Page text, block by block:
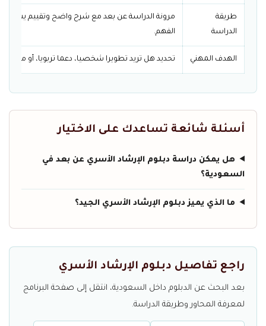
طريقة
الدراسة
مرونة الدراسة عن بعد مع شرح واضح وتقييم
الفهم.
الهدف المهني تحديد هل تريد تطويرا شخصيا، دعما تربويا، أو
أسئلة شائعة تساعدك على الاختيار
هل يمكن دراسة دبلوم الإرشاد الأسري عن بعد في
السعودية؟
ما الذي يميز دبلوم الإرشاد الأسري الجيد؟
راجع تفاصيل دبلوم الإرشاد الأسري
بعد البحث عن الدبلوم داخل السعودية، انتقل إلى صفحة البرنامج
لمعرفة المحاور وطريقة الدراسة.